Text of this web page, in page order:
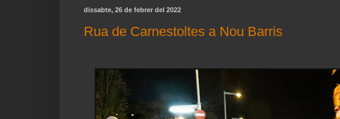
dissabte, 26 de febrer del 2022
Rua de Carnestoltes a Nou Barris